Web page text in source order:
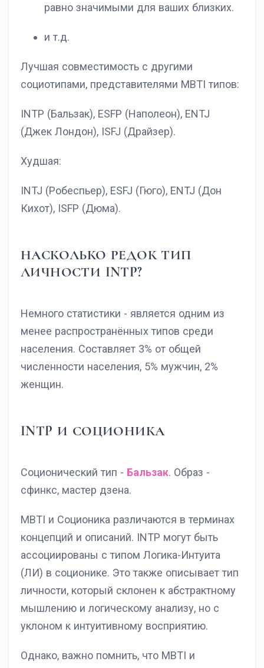
равно значимыми для ваших близких.
и т.д.
Лучшая совместимость с другими
социотипами, представителями MBTI типов:
INTP (Бальзак), ESFP (Наполеон), ENTJ
(Джек Лондон), ISFJ (Драйзер).
Худшая:
INTJ (Робеспьер), ESFJ (Гюго), ENTJ (Дон
Кихот), ISFP (Дюма).
НАСКОЛЬКО РЕДОК ТИП
ЛИЧНОСТИ INTP?
Немного статистики - является одним из
менее распространённых типов среди
населения. Составляет 3% от общей
численности населения, 5% мужчин, 2%
женщин.
INTP И СОЦИОНИКА
Соционический тип - Бальзак. Образ -
сфинкс, мастер дзена.
MBTI и Соционика различаются в терминах
концепций и описаний. INTP могут быть
ассоциированы с типом Логика-Интуита
(ЛИ) в соционике. Это также описывает тип
личности, который склонен к абстрактному
мышлению и логическому анализу, но с
уклоном к интуитивному восприятию.
Однако, важно помнить, что MBTI и